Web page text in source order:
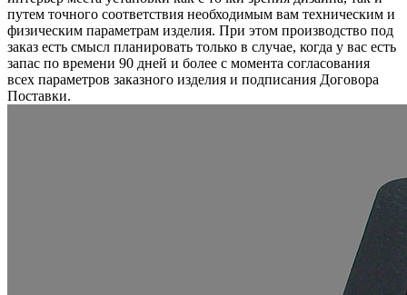
путем точного соответствия необходимым вам техническим и
физическим параметрам изделия. При этом производство под
заказ есть смысл планировать только в случае, когда у вас есть
запас по времени 90 дней и более с момента согласования
всех параметров заказного изделия и подписания Договора
Поставки.